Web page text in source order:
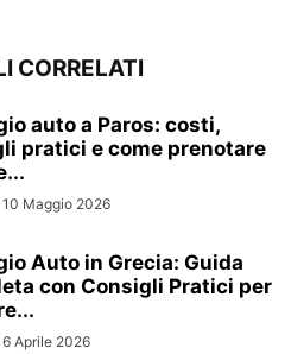
CORRELATI
auto a Paros: costi,
pratici e come prenotare
10 Maggio 2026
Auto in Grecia: Guida
con Consigli Pratici per
6 Aprile 2026